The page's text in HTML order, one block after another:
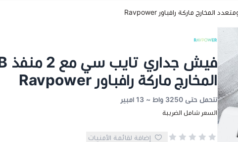
المخارج ماركة رافباور Ravpower
تتحمل حتى 3250 واط ~ 13 امبير
السعر شامل الضريبة
إضافة لقائمة الأمنيات